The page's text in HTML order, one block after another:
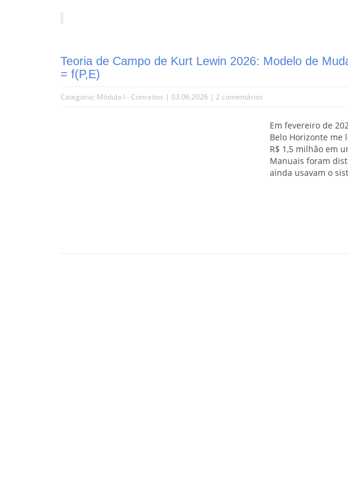
Teoria de Campo de Kurt Lewin 2026: Modelo de
= f(P,E)
Categoria: Módulo I - Conceitos | 03.06.2026 | 2 comentários
Em fevereiro de
Belo Horizonte me
R$ 1,5 milhão em
Manuais foram
ainda usavam o